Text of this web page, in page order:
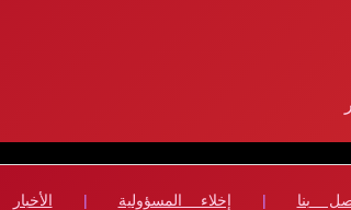
بنا | إخلاء المسؤولية | الأخبار